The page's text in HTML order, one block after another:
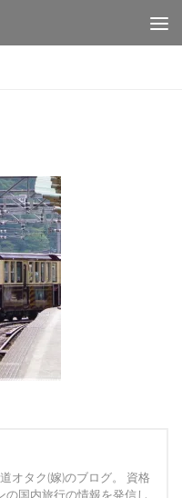
オタク(嫁)のブログ。 資格
の国内旅行の情報を発信し